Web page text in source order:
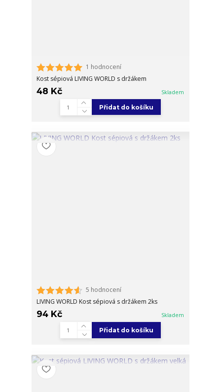
1 hodnocení
Kost sépiová LIVING WORLD s držákem
48 Kč Skladem
Přidat do košíku
5 hodnocení
LIVING WORLD Kost sépiová s držákem 2ks
94 Kč Skladem
Přidat do košíku